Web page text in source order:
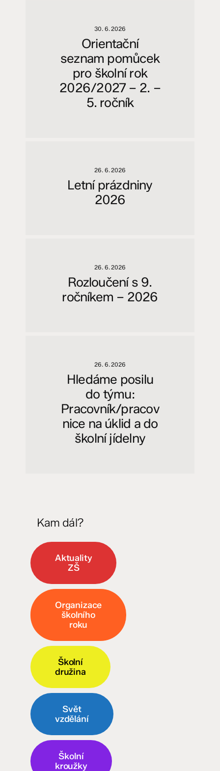
30. 6. 2026
Orientační
seznam pomůcek
pro školní rok
2026/2027 – 2. –
5. ročník
26. 6. 2026
Letní prázdniny
2026
26. 6. 2026
Rozloučení s 9.
ročníkem – 2026
26. 6. 2026
Hledáme posilu
do týmu:
Pracovník/pracov
nice na úklid a do
školní jídelny
Kam dál?
Aktuality
ZŠ
Organizace
školního
roku
Školní
družina
Svět
vzdělání
Školní
kroužky